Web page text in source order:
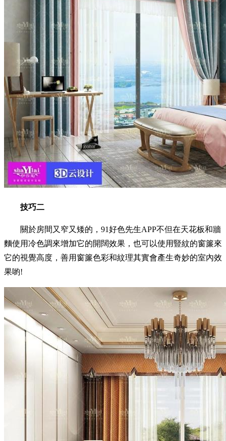
技巧二
關於房間又窄又矮的，91好色先生APP不但在天花板和牆
麵使用冷色調來增加它的開闊效果，也可以使用豎紋的窗簾來
它的視覺高度，善用窗簾色彩和紋理其實會產生奇妙的室內效
果喲!